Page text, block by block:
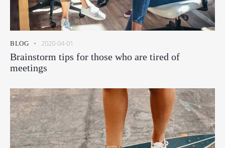
BLOG 2020-04-01
Brainstorm tips for those who are tired of
meetings